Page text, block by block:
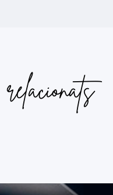
relacionats